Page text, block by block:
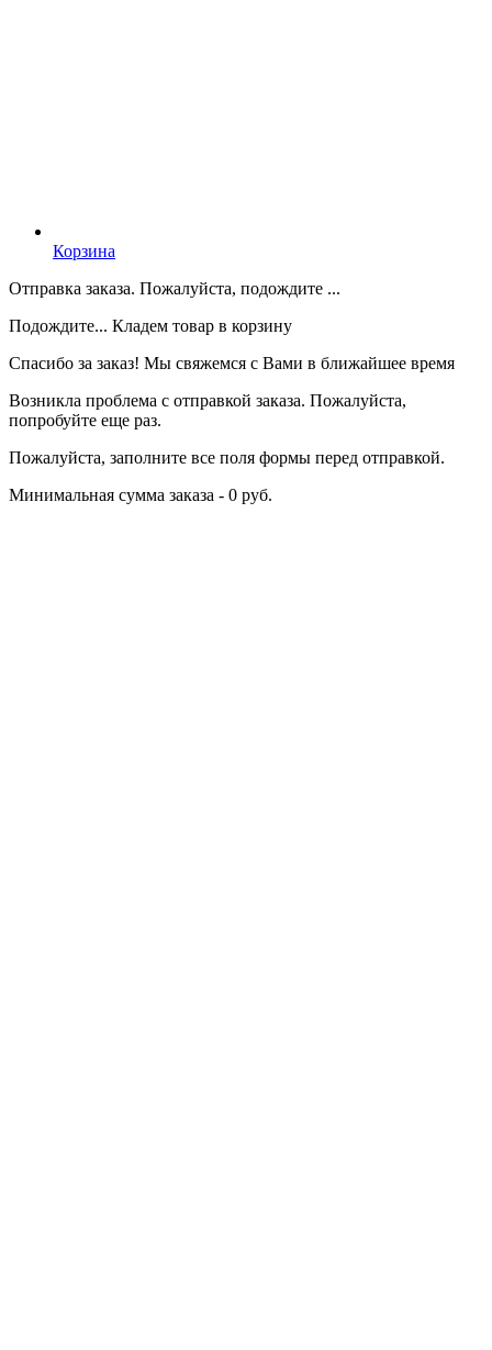
Корзина
Отправка заказа. Пожалуйста, подождите ...
Подождите... Кладем товар в корзину
Спасибо за заказ! Мы свяжемся с Вами в ближайшее время
Возникла проблема с отправкой заказа. Пожалуйста,
попробуйте еще раз.
Пожалуйста, заполните все поля формы перед отправкой.
Минимальная сумма заказа - 0 руб.